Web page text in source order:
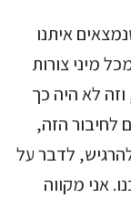
איתנו
מיני צורות
לא היה כך
לחיבור הזה,
להרגיש, לדבר על
אני מקווה